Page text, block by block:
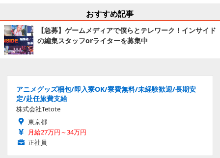
おすすめ記事
【急募】ゲームメディアで僕らとテレワーク！インサイド
の編集スタッフorライターを募集中
アニメグッズ梱包/即入寮OK/寮費無料/未経験歓迎/長期安
定/赴任旅費支給
株式会社Tetote
東京都
月給27万円～34万円
正社員